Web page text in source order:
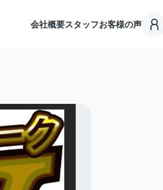
会社概要スタッフお客様の声